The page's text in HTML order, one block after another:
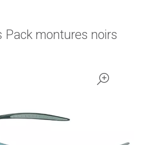
Pack montures noirs